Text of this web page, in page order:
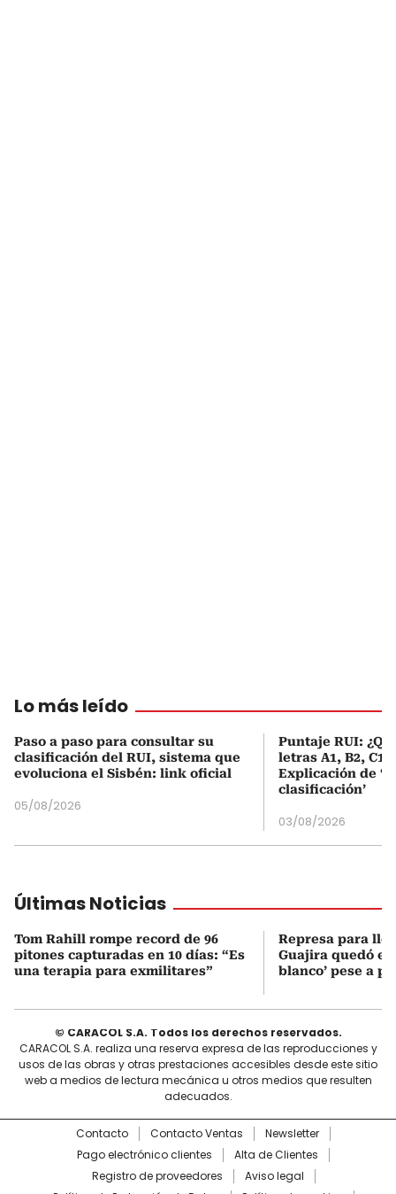
Lo más leído
Paso a paso para consultar su
clasificación del RUI, sistema que
evoluciona el Sisbén: link oficial
05/08/2026
Puntaje RUI:
letras A1, B2, C1
Explicación de
clasificación’
03/08/2026
Últimas Noticias
Tom Rahill rompe record de 96
pitones capturadas en 10 días: “Es
una terapia para exmilitares”
Represa para
Guajira quedó en
blanco’ pese a
© CARACOL S.A. Todos los derechos reservados.
CARACOL S.A. realiza una reserva expresa de las reproducciones y
usos de las obras y otras prestaciones accesibles desde este sitio
web a medios de lectura mecánica u otros medios que resulten
adecuados.
Contacto Contacto Ventas
Newsletter
Pago electrónico clientes
Alta de Clientes
Registro de proveedores
Aviso legal